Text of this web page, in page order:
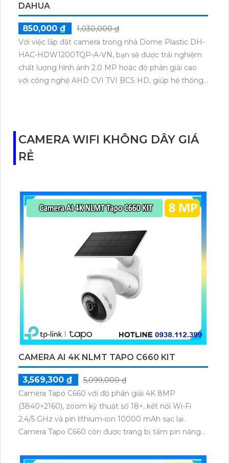
DAHUA
850,000 ₫
1,030,000 ₫
Với việc lắp đặt camera trong nhà Dome Plastic DH-
HAC-HDW1200TQP-A-VN, bạn sẽ được trải nghiệm
chất lượng hình ảnh 2.0 MP hoặc độ phân giải cao
với công nghệ AHD CVI TVI BCS HD, giúp hệ thống
khu vực giám sát. Đặc biệt, với công nghệ ban đêm
hồng ngoại SMD, camera có khả năng quan sát và
ghi hình ban đêm với khoảng cách lên tới 30m.
lựa chọn lý tưởng cho việc giám sát trong nhà, đảm
bảo an ninh và an toàn cho gia đình và tài sản của
CAMERA WIFI KHÔNG DÂY GIÁ
RẺ
CAMERA AI 4K NLMT TAPO C660 KIT
3,569,300 ₫
5,099,000 ₫
Camera Tapo C660 với độ phân giải 4K 8MP
(3840×2160), zoom kỹ thuật số 18×, kết nối Wi-Fi
2.4/5 GHz và pin lithium-ion 10000 mAh sạc lại.
Camera Tapo C660 còn được trang bị tấm pin năng
thú cưng, phương tiện, lưu trữ thẻ microSD tối đa 512